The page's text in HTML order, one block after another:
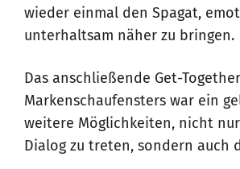
wieder einmal den Spagat,
unterhaltsam näher zu bringen.
Das anschließende Get-
Markenschaufensters war ein
weitere Möglichkeiten, nicht
Dialog zu treten, sondern auch